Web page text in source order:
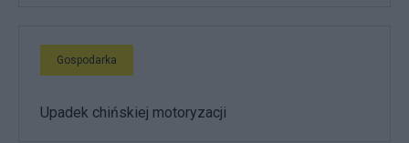
Gospodarka
Upadek chińskiej motoryzacji